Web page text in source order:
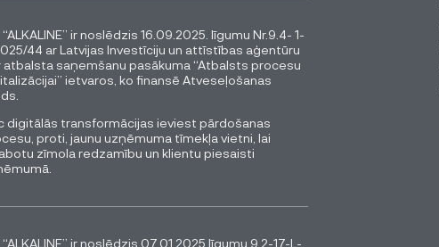
“ALKALINE” ir noslēdzis 16.09.2025. līgumu Nr.9.4- 1-
44 ar Latvijas Investīciju un attīstības aģentūru
atbalsta saņemšanu pasākuma “Atbalsts procesu
ietvaros, ko finansē Atveseļošanas
digitālās transformācijas ieviest pārdošanas
proti, jaunu uzņēmuma tīmekļa vietni, lai
zīmola redzamību un klientu piesaisti
“ALKALINE” ir noslēdzis 07.01.2025 līgumu 9.2-17-L-